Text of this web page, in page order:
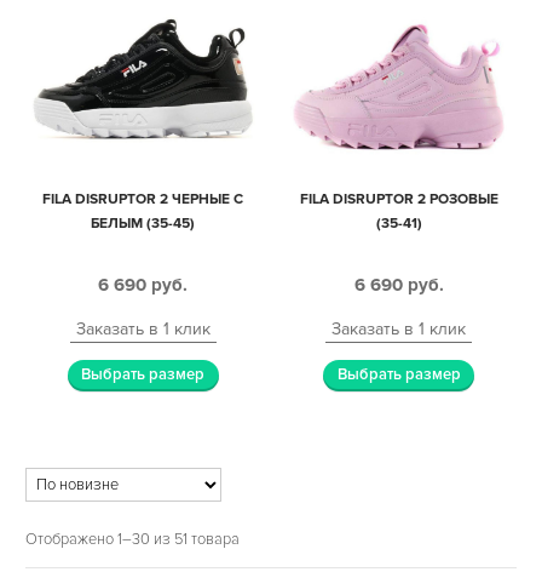
FILA DISRUPTOR 2 ЧЕРНЫЕ С
БЕЛЫМ (35-45)
6 690 руб.
Заказать в 1 клик
Выбрать размер
FILA DISRUPTOR 2 РОЗОВЫЕ
(35-41)
6 690 руб.
Заказать в 1 клик
Выбрать размер
Отображено 1–30 из 51 товара